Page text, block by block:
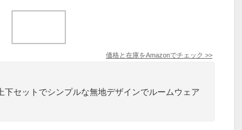
価格と在庫をAmazonでチェック >>
下セットでシンプルな無地デザインでルームウェア